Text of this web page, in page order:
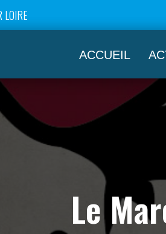
LOIRE
ACCUEIL
Le